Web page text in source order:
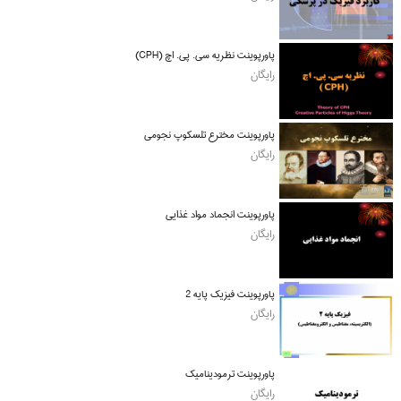
پاورپوینت نظریه سی. پی. اچ (CPH)
رایگان
پاورپوینت مخترع تلسکوپ نجومی
رایگان
پاورپوینت انجماد مواد غذایی
رایگان
پاورپوینت فیزیک پایه 2
رایگان
پاورپوینت ترمودینامیک
رایگان